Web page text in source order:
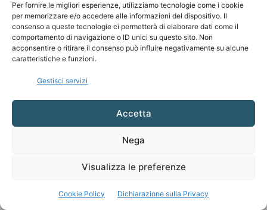
Per fornire le migliori esperienze, utilizziamo tecnologie come i cookie
per memorizzare e/o accedere alle informazioni del dispositivo. Il
consenso a queste tecnologie ci permetterà di elaborare dati come il
comportamento di navigazione o ID unici su questo sito. Non
acconsentire o ritirare il consenso può influire negativamente su alcune
caratteristiche e funzioni.
Gestisci servizi
Accetta
Nega
Visualizza le preferenze
Cookie Policy Dichiarazione sulla Privacy